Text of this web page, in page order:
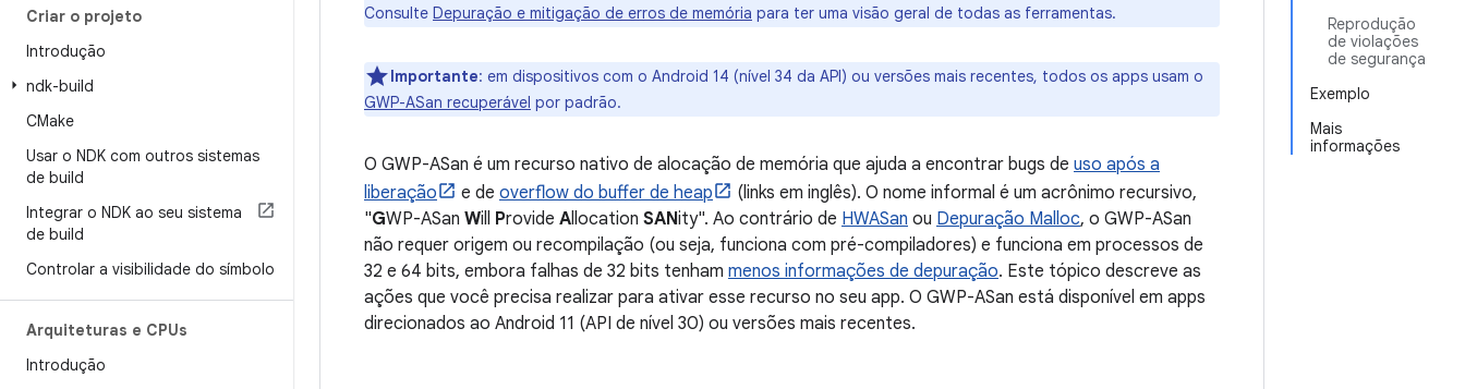
Criar o projeto
Introdução
ndk-build
CMake
Usar o NDK com outros sistemas
de build
Integrar o NDK ao seu sistema
de build
Controlar a visibilidade do símbolo
Arquiteturas e CPUs
Introdução
Reprodução
de violações
de segurança
Exemplo
Mais
informações
Consulte Depuração e mitigação de erros de memória para ter uma visão geral de todas as ferramentas.
Importante: em dispositivos com o Android 14 (nível 34 da API) ou versões mais recentes, todos os apps usam o
GWP-ASan recuperável por padrão.
O GWP-ASan é um recurso nativo de alocação de memória que ajuda a encontrar bugs de uso após a
liberação
e de overflow do buffer de heap
(links em inglês). O nome informal é um acrônimo recursivo,
"GWP-ASan Will Provide Allocation SANity". Ao contrário de HWASan ou Depuração Malloc, o GWP-ASan
não requer origem ou recompilação (ou seja, funciona com pré-compiladores) e funciona em processos de
32 e 64 bits, embora falhas de 32 bits tenham menos informações de depuração. Este tópico descreve as
ações que você precisa realizar para ativar esse recurso no seu app. O GWP-ASan está disponível em apps
direcionados ao Android 11 (API de nível 30) ou versões mais recentes.